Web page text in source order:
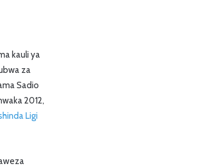
kauli ya
za
Sadio
2012,
Ligi